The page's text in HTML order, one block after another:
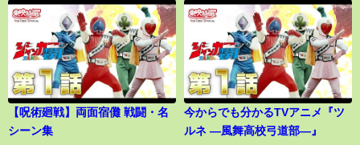
【呪術廻戦】両面宿儺 戦闘・名
シーン集
今からでも分かるTVアニメ『ツ
ルネ ―風舞高校弓道部―』